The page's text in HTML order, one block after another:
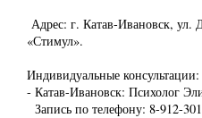
Адрес: г. Катав-Ивановск,
«Стимул».
Индивидуальные консультации:
- Катав-Ивановск: Психолог
Запись по телефону: 8-912-